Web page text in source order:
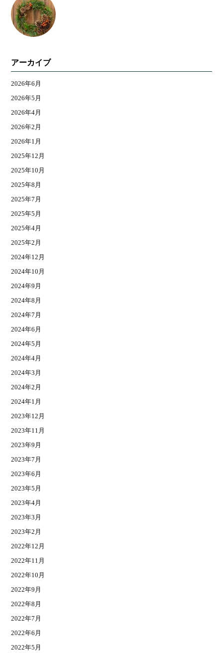
アーカイブ
2026年6月
2026年5月
2026年4月
2026年2月
2026年1月
2025年12月
2025年10月
2025年8月
2025年7月
2025年5月
2025年4月
2025年2月
2024年12月
2024年10月
2024年9月
2024年8月
2024年7月
2024年6月
2024年5月
2024年4月
2024年3月
2024年2月
2024年1月
2023年12月
2023年11月
2023年9月
2023年7月
2023年6月
2023年5月
2023年4月
2023年3月
2023年2月
2022年12月
2022年11月
2022年10月
2022年9月
2022年8月
2022年7月
2022年6月
2022年5月